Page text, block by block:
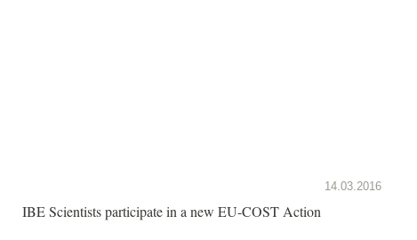
14.03.2016
IBE Scientists participate in a new EU-COST Action